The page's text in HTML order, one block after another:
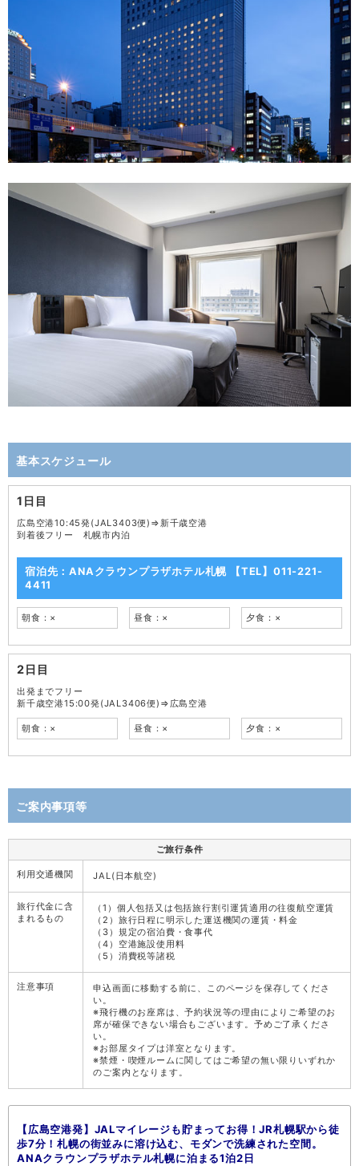
基本スケジュール
1日目
広島空港10:45発(JAL3403便)⇒新千歳空港
到着後フリー 札幌市内泊
宿泊先：ANAクラウンプラザホテル札幌 【TEL】011-221-
4411
朝食：× 昼食：× 夕食：×
2日目
出発までフリー
新千歳空港15:00発(JAL3406便)⇒広島空港
朝食：× 昼食：× 夕食：×
ご案内事項等
ご旅行条件
利用交通機関 JAL(日本航空)
旅行代金に含
まれるもの
（1）個人包括又は包括旅行割引運賃適用の往復航空運賃
（2）旅行日程に明示した運送機関の運賃・料金
（3）規定の宿泊費・食事代
（4）空港施設使用料
（5）消費税等諸税
注意事項
申込画面に移動する前に、このページを保存してくださ
い。
※飛行機のお座席は、予約状況等の理由によりご希望のお
席が確保できない場合もございます。予めご了承くださ
い。
※お部屋タイプは洋室となります。
※禁煙・喫煙ルームに関してはご希望の無い限りいずれか
のご案内となります。
【広島空港発】JALマイレージも貯まってお得！JR札幌駅から徒
歩7分！札幌の街並みに溶け込む、モダンで洗練された空間。
ANAクラウンプラザホテル札幌に泊まる1泊2日